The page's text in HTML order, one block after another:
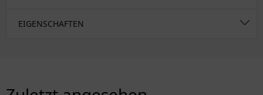
EIGENSCHAFTEN